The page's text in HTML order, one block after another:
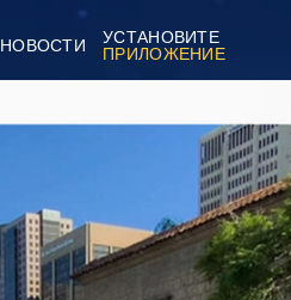
НОВОСТИ
УСТАНОВИТЕ
ПРИЛОЖЕНИЕ